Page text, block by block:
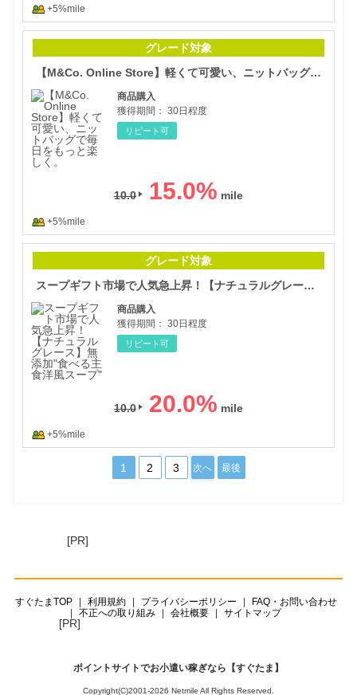
+5%mile
グレード対象
【M&Co. Online Store】軽くて可愛い、ニットバッグで毎日をもっと楽しく。
商品購入
獲得期間： 30日程度
リピート可
10.0 15.0%
+5%mile
グレード対象
スープギフト市場で人気急上昇！【ナチュラルグレース】無添加"食べる主食洋風スープ"
商品購入
獲得期間： 30日程度
リピート可
10.0 20.0%
+5%mile
1 2 3 次へ 最後
[PR]
すぐたまTOP 利用規約 プライバシーポリシー
FAQ・お問い合わせ
不正への取り組み
会社概要 サイトマップ
[PR]
ポイントサイトでお小遣い稼ぎなら【すぐたま】
Copyright(C)2001-2026 Netmile All Rights Reserved.